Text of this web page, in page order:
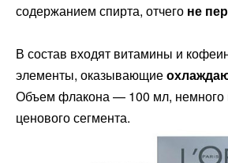
содержанием спирта, отчего не
В состав входят витамины и
элементы, оказывающие
Объем флакона — 100 мл, немного
ценового сегмента.